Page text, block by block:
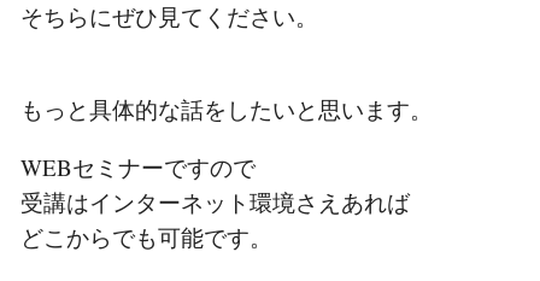
そちらにぜひ見てください。
もっと具体的な話をしたいと思います。
WEBセミナーですので
受講はインターネット環境さえあれば
どこからでも可能です。